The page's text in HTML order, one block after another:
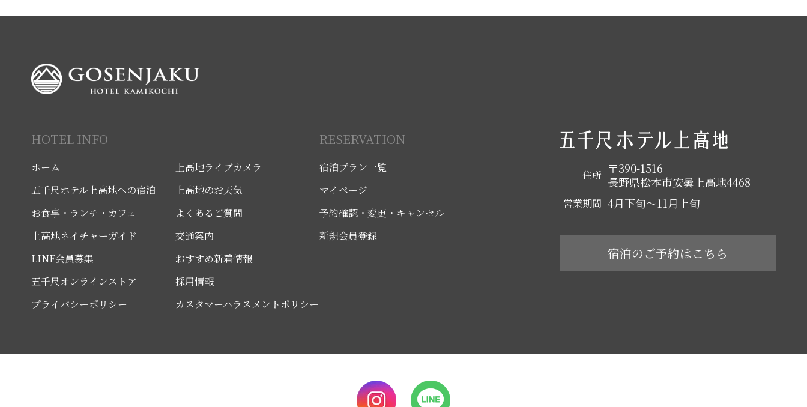
住所
〒390-1516
長野県松本市安曇上高地4468
営業期間 4月下旬～11月上旬
宿泊のご予約はこちら
HOTEL INFO
ホーム
上高地ライブカメラ
五千尺ホテル上高地への宿泊
上高地のお天気
お食事・ランチ・カフェ
よくあるご質問
上高地ネイチャーガイド
交通案内
LINE会員募集
おすすめ新着情報
五千尺オンラインストア
採用情報
プライバシーポリシー
カスタマーハラスメントポリシー
RESERVATION
宿泊プラン一覧
マイページ
予約確認・変更・キャンセル
新規会員登録